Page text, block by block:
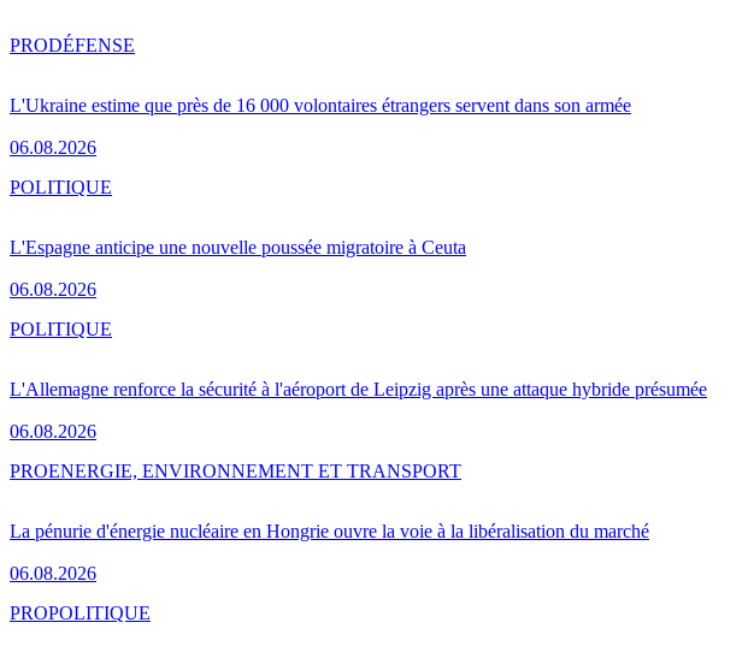
L'Ukraine estime que près de 16 000 volontaires étrangers servent dans son armée
06.08.2026
PRODÉFENSE
L'Espagne anticipe une nouvelle poussée migratoire à Ceuta
06.08.2026
POLITIQUE
L'Allemagne renforce la sécurité à l'aéroport de Leipzig après une attaque hybride présumée
06.08.2026
POLITIQUE
La pénurie d'énergie nucléaire en Hongrie ouvre la voie à la libéralisation du marché
06.08.2026
PROENERGIE, ENVIRONNEMENT ET TRANSPORT
PROPOLITIQUE